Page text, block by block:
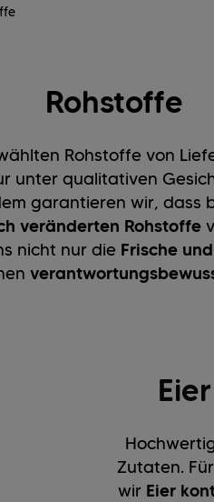
Rohstoffe
Rohstoffe von
unter qualitativen
garantieren wir, dass
veränderten Rohstoffe
nicht nur die Frische
Zutaten.
wir Eier